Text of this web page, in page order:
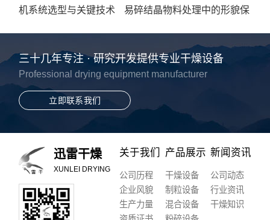
机系统选型与关键技术
易碎结晶物料处理中的形貌保
三十几年专注 · 研究开发提供专业干燥设备
Professional drying equipment manufacturer
立即联系我们
迅雷干燥
XUNLEI DRYING
关于我们
公司历程
企业风貌
生产力量
产品展示
干燥设备
制粒设备
混合设备
新闻资讯
公司动态
行业资讯
干燥知识